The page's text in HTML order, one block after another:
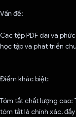
Vấn đề:
Các tệp PDF dài và
học tập và phát triển
Điểm khác biệt:
Tóm tắt chất lượng cao:
tóm tắt là chính xác,